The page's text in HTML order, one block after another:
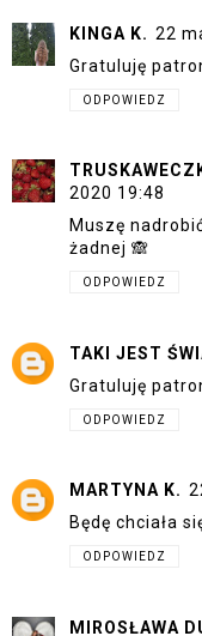
KINGA K. 22
Gratuluję
ODPOWIEDZ
2020 19:48
Muszę
żadnej 🙈
ODPOWIEDZ
TAKI JEST
Gratuluję
ODPOWIEDZ
MARTYNA K.
Będę chciała
ODPOWIEDZ
MIROSŁAWA